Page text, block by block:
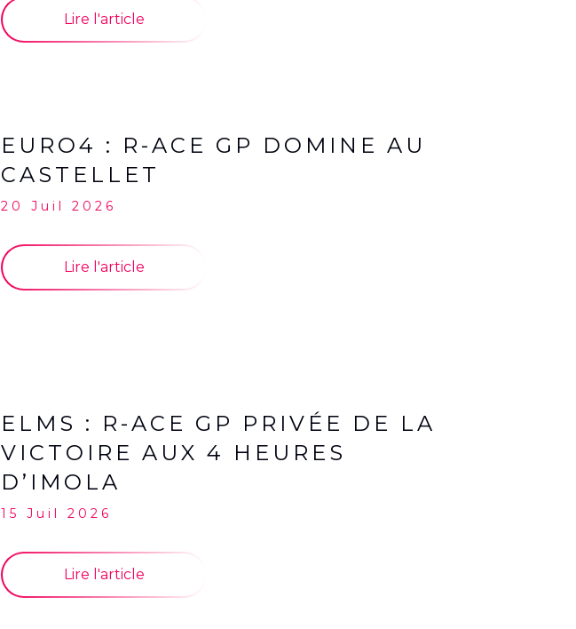
Lire l'article
EURO4 : R-ACE GP DOMINE AU
CASTELLET
20 Juil 2026
Lire l'article
ELMS : R-ACE GP PRIVÉE DE LA
VICTOIRE AUX 4 HEURES
D’IMOLA
15 Juil 2026
Lire l'article